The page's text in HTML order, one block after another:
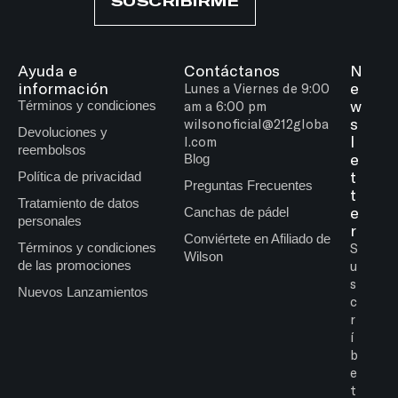
Ayuda e
información
Términos y condiciones
Devoluciones y
reembolsos
Política de privacidad
Tratamiento de datos
personales
Términos y condiciones
de las promociones
Nuevos Lanzamientos
Contáctanos
Lunes a Viernes de 9:00
am a 6:00 pm
wilsonoficial@212globa
l.com
Blog
Preguntas Frecuentes
Canchas de pádel
Conviértete en Afiliado de
Wilson
N
e
w
s
l
e
t
t
e
r
S
u
s
c
r
í
b
e
t